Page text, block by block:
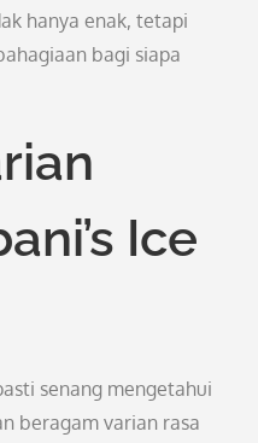
hanya enak, tetapi
bagi siapa
Ice
senang mengetahui
beragam varian rasa